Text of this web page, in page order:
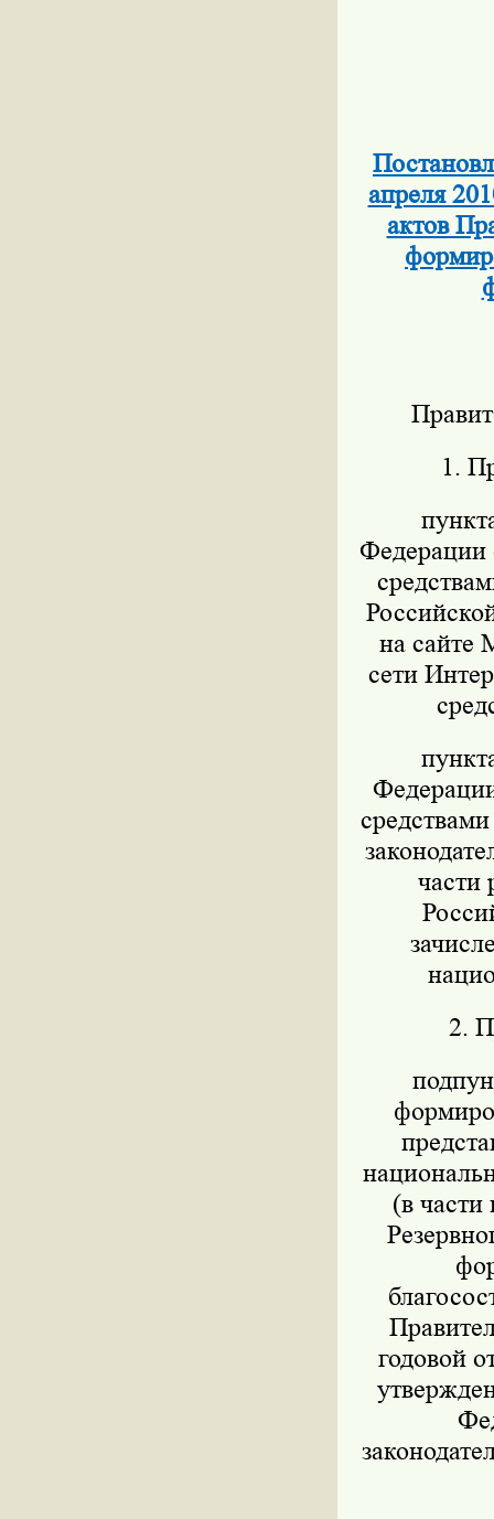
апреля
актов
1.
Федерации
на сайте
сети
части
2.
(в части
годовой